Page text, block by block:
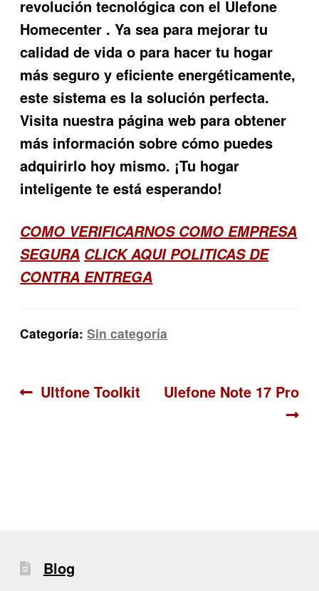
revolución tecnológica con el Ulefone
Homecenter . Ya sea para mejorar tu
calidad de vida o para hacer tu hogar
más seguro y eficiente energéticamente,
este sistema es la solución perfecta.
Visita nuestra página web para obtener
más información sobre cómo puedes
adquirirlo hoy mismo. ¡Tu hogar
inteligente te está esperando!
COMO VERIFICARNOS COMO EMPRESA
SEGURA CLICK AQUI POLITICAS DE
CONTRA ENTREGA
Categoría:Sin categoría
Navegación
Anterior:
Ultfone Toolkit Siguiente:
Ulefone Note 17 Pro
Blog